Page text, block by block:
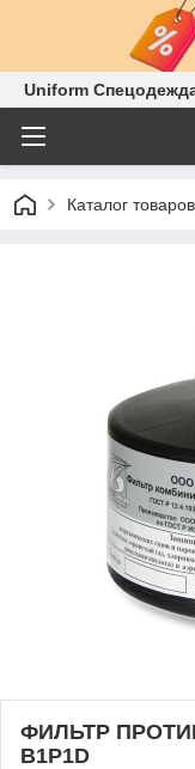
Uniform
Каталог товаров
ФИЛЬТР
В1Р1D